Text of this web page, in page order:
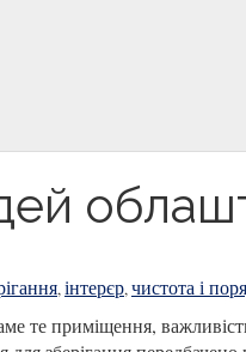
,інтерєр,чистота і
те приміщення,